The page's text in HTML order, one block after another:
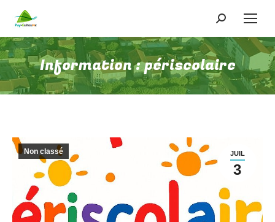
Recherche
:
Information : périscolaire
JUIL
3
Non classé